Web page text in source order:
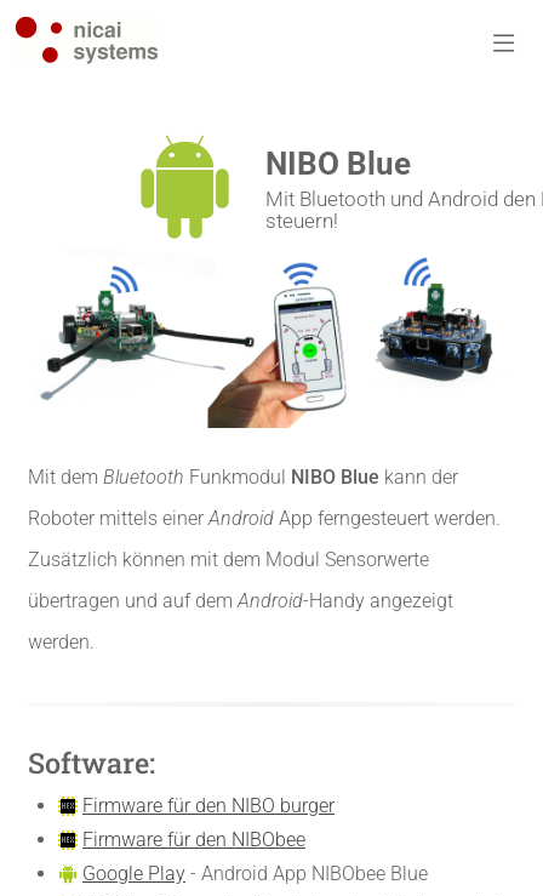
NIBO Blue
Mit Bluetooth und Android den
steuern!
Mit dem Bluetooth Funkmodul NIBO Blue kann der
Roboter mittels einerAndroid App ferngesteuert werden.
Zusätzlich können mit dem Modul Sensorwerte
übertragen und auf demAndroid-Handy angezeigt
werden.
Software:
Firmware für den NIBO burger
Firmware für den NIBObee
Google Play - Android App NIBObee Blue